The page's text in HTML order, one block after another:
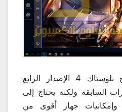
برنامج بلوستاك 4 الإصدار الرابع
السابقة ولكنه يحتاج إلى
جهاز أقوى من